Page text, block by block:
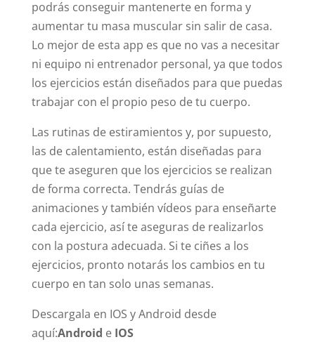
podrás conseguir mantenerte en forma y
aumentar tu masa muscular sin salir de casa.
Lo mejor de esta app es que no vas a necesitar
ni equipo ni entrenador personal, ya que todos
los ejercicios están diseñados para que puedas
trabajar con el propio peso de tu cuerpo.
Las rutinas de estiramientos y, por supuesto,
las de calentamiento, están diseñadas para
que te aseguren que los ejercicios se realizan
de forma correcta. Tendrás guías de
animaciones y también vídeos para enseñarte
cada ejercicio, así te aseguras de realizarlos
con la postura adecuada. Si te ciñes a los
ejercicios, pronto notarás los cambios en tu
cuerpo en tan solo unas semanas.
Descargala en IOS y Android desde
aquí:Android e IOS